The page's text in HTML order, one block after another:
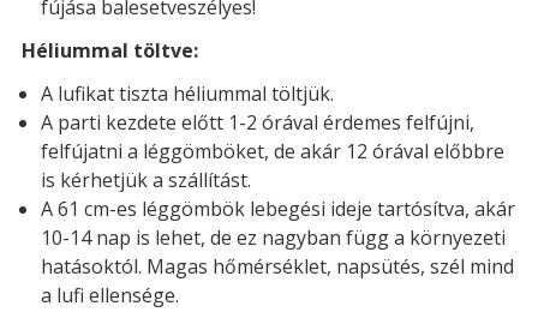
fújása balesetveszélyes!
Héliummal töltve:
A lufikat tiszta héliummal töltjük.
A parti kezdete előtt 1-2 órával érdemes felfújni,
felfújatni a léggömböket, de akár 12 órával előbbre
is kérhetjük a szállítást.
A 61 cm-es léggömbök lebegési ideje tartósítva, akár
10-14 nap is lehet, de ez nagyban függ a környezeti
hatásoktól. Magas hőmérséklet, napsütés, szél mind
a lufi ellensége.